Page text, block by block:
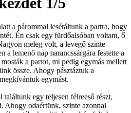
a párommal lesétáltunk a partra, hogy
Én csak egy fürdőalsóban voltam, ő
meleg volt, a levegő szinte
a lemenő nap narancssárgára festette a
a partot, mi pedig egymás mellett
össze. Ahogy pásztáztuk a
egymást.
találtunk egy teljesen félreeső részt,
Ahogy odaértünk, szinte azonnal